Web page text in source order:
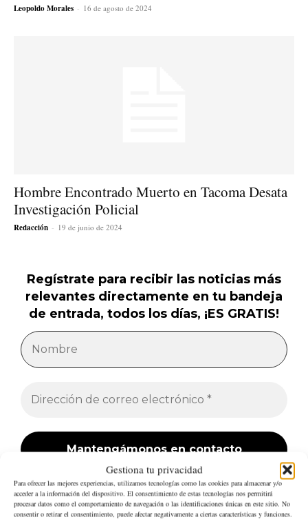
Gestiona tu privacidad
Para ofrecer las mejores experiencias, utilizamos tecnologías como las cookies para almacenar y/o
acceder a la información del dispositivo. El consentimiento de estas tecnologías nos permitirá
procesar datos como el comportamiento de navegación o las identificaciones únicas en este sitio. No
consentir o retirar el consentimiento, puede afectar negativamente a ciertas características y funciones.
Leopoldo Morales - 16 de agosto de 2024
Hombre Encontrado Muerto en Tacoma Desata
Investigación Policial
Redacción - 19 de junio de 2024
Regístrate para recibir las noticias más
relevantes directamente en tu bandeja
de entrada, todos los días, ¡ES GRATIS!
¡No hacemos spam! Lee nuestrapolítica de privacidad
para obtener más información.